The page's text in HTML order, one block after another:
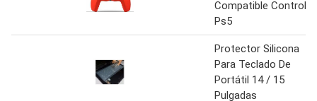
Compatible Control
Ps5
Protector Silicona
Para Teclado De
Portátil 14 / 15
Pulgadas